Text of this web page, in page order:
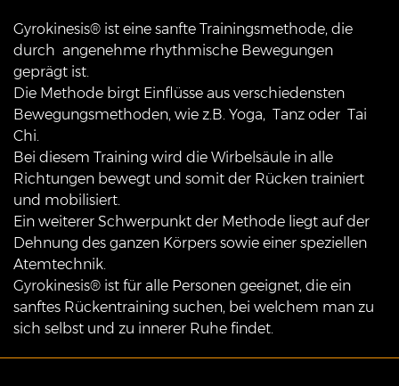
Gyrokinesis® ist eine sanfte Trainingsmethode, die
durch angenehme rhythmische Bewegungen
geprägt ist.
Die Methode birgt Einflüsse aus verschiedensten
Bewegungsmethoden, wie z.B. Yoga, Tanz oder Tai
Chi.
Bei diesem Training wird die Wirbelsäule in alle
Richtungen bewegt und somit der Rücken trainiert
und mobilisiert.
Ein weiterer Schwerpunkt der Methode liegt auf der
Dehnung des ganzen Körpers sowie einer speziellen
Atemtechnik.
Gyrokinesis® ist für alle Personen geeignet, die ein
sanftes Rückentraining suchen, bei welchem man zu
sich selbst und zu innerer Ruhe findet.